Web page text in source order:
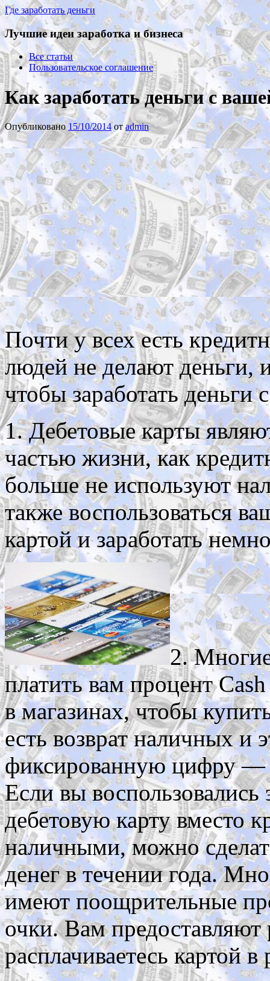
Где заработать деньги
Лучшие идеи заработка и бизнеса
Все статьи
Пользовательское соглашение
Как заработать деньги с
Опубликовано15/10/2014 отadmin
Почти у всех есть
людей не делают деньги,
чтобы заработать
1. Дебетовые карты
частью жизни, как
больше не используют
также воспользоваться
картой и заработать
2.
платить вам процент
в магазинах, чтобы
есть возврат наличных и
фиксированную цифру —
Если вы
дебетовую карту вместо
наличными, можно
денег в течении года.
имеют поощрительные
очки. Вам предоставляют
расплачиваетесь картой